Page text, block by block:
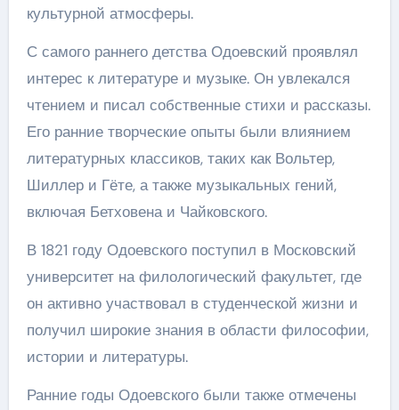
культурной атмосферы.
С самого раннего детства Одоевский проявлял
интерес к литературе и музыке. Он увлекался
чтением и писал собственные стихи и рассказы.
Его ранние творческие опыты были влиянием
литературных классиков, таких как Вольтер,
Шиллер и Гёте, а также музыкальных гений,
включая Бетховена и Чайковского.
В 1821 году Одоевского поступил в Московский
университет на филологический факультет, где
он активно участвовал в студенческой жизни и
получил широкие знания в области философии,
истории и литературы.
Ранние годы Одоевского были также отмечены